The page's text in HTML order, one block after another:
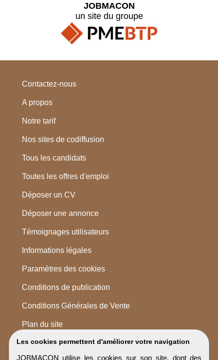
Les cookies permettent d'améliorer votre navigation
JOBMACON utilise les cookies sur son site, dont des
JOBMACON
un site du groupe
Contactez-nous
A propos
Notre tarif
Nos sites de codiffusion
Tous les candidats
Toutes les offres d'emploi
Déposer un CV
Déposer une annonce
Témoignages utilisateurs
Informations légales
Paramètres des cookies
Conditions de publication
Conditions Générales de Vente
Plan du site